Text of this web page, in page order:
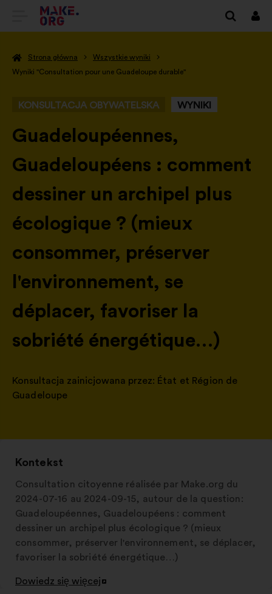
IDŹ
STRONY
MAKE.ORG
się
Strona główna
Wszystkie wyniki
Wyniki "Consultation pour une Guadeloupe durable"
KONSULTACJA OBYWATELSKA WYNIKI
-
Guadeloupéennes,
Guadeloupéens : comment
dessiner un archipel plus
écologique ? (mieux
consommer, préserver
l'environnement, se
déplacer, favoriser la
sobriété énergétique…)
Konsultacja zainicjowana przez: État et Région de
Guadeloupe
Kontekst
Consultation citoyenne réalisée par Make.org du
2024-07-16 au 2024-09-15, autour de la question:
Guadeloupéennes, Guadeloupéens : comment
dessiner un archipel plus écologique ? (mieux
consommer, préserver l'environnement, se déplacer,
favoriser la sobriété énergétique…)
Dowiedz się więcej
Otwieranie